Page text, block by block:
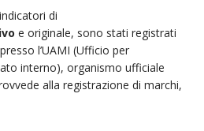
di
e originale, sono stati registrati
l’UAMI (Ufficio per
interno), organismo ufficiale
alla registrazione di marchi,